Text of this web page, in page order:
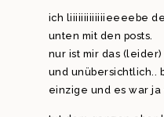
ich liiiiiiiiiiiiieeeebe
unten mit den posts.
nur ist mir das
und unübersichtlich..
einzige und es war ja